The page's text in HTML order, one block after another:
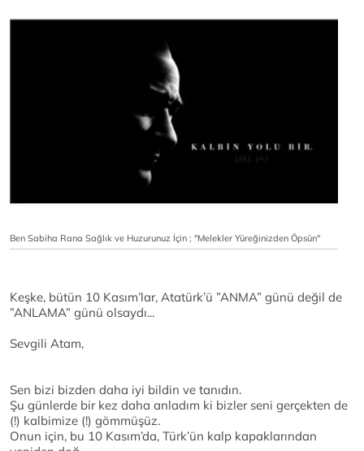
Ben Sabiha Rana Sağlık ve Huzurunuz İçin ; ''Melekler Yüreğinizden Öpsün''
Keşke, bütün 10 Kasım’lar, Atatürk’ü ”ANMA” günü değil de
”ANLAMA” günü olsaydı...
Sevgili Atam,
Sen bizi bizden daha iyi bildin ve tanıdın.
Şu günlerde bir kez daha anladım ki bizler seni gerçekten de
(!) kalbimize (!) gömmüşüz.
Onun için, bu 10 Kasım’da, Türk’ün kalp kapaklarından